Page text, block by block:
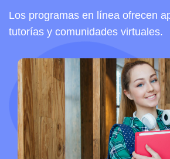
Los programas en línea ofrecen
tutorías y comunidades virtuales.